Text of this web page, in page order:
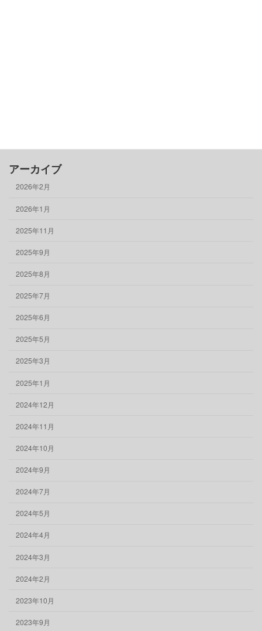
アーカイブ
2026年2月
2026年1月
2025年11月
2025年9月
2025年8月
2025年7月
2025年6月
2025年5月
2025年3月
2025年1月
2024年12月
2024年11月
2024年10月
2024年9月
2024年7月
2024年5月
2024年4月
2024年3月
2024年2月
2023年10月
2023年9月